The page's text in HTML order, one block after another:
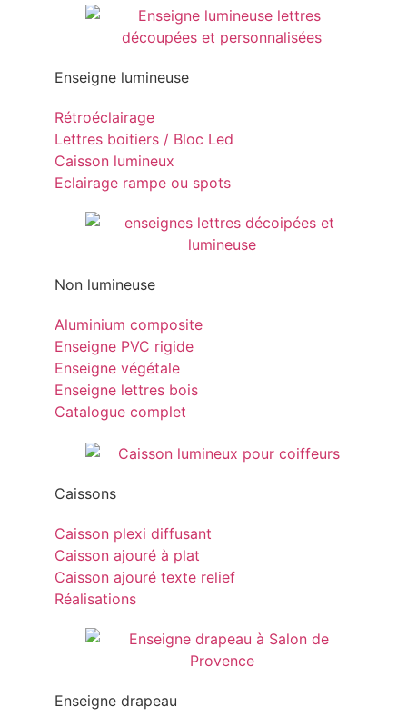
Enseigne lumineuse
Rétroéclairage
Lettres boitiers / Bloc Led
Caisson lumineux
Eclairage rampe ou spots
Non lumineuse
Aluminium composite
Enseigne PVC rigide
Enseigne végétale
Enseigne lettres bois
Catalogue complet
Caissons
Caisson plexi diffusant
Caisson ajouré à plat
Caisson ajouré texte relief
Réalisations
Enseigne drapeau